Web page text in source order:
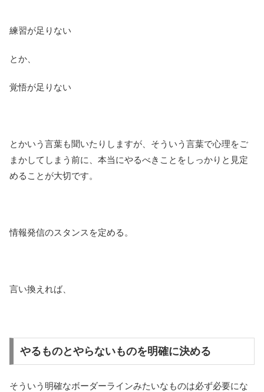
練習が足りない
とか、
覚悟が足りない
とかいう言葉も聞いたりしますが、そういう言葉で心理をご
まかしてしまう前に、本当にやるべきことをしっかりと見定
めることが大切です。
情報発信のスタンスを定める。
言い換えれば、
やるものとやらないものを明確に決める
そういう明確なボーダーラインみたいなものは必ず必要にな